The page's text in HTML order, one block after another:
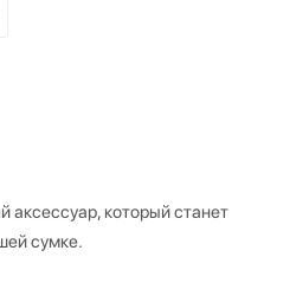
аксессуар, который станет
сумке.